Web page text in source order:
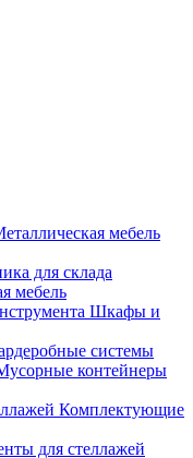
мебель
для склада
мебель
Шкафы и
системы
контейнеры
Комплектующие